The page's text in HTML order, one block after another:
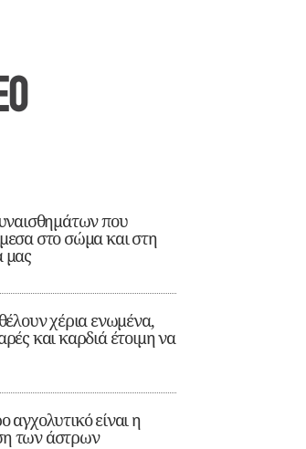
που
στο σώμα και στη
μας
χέρια ενωμένα,
και καρδιά έτοιμη να
αγχολυτικό είναι η
των άστρων